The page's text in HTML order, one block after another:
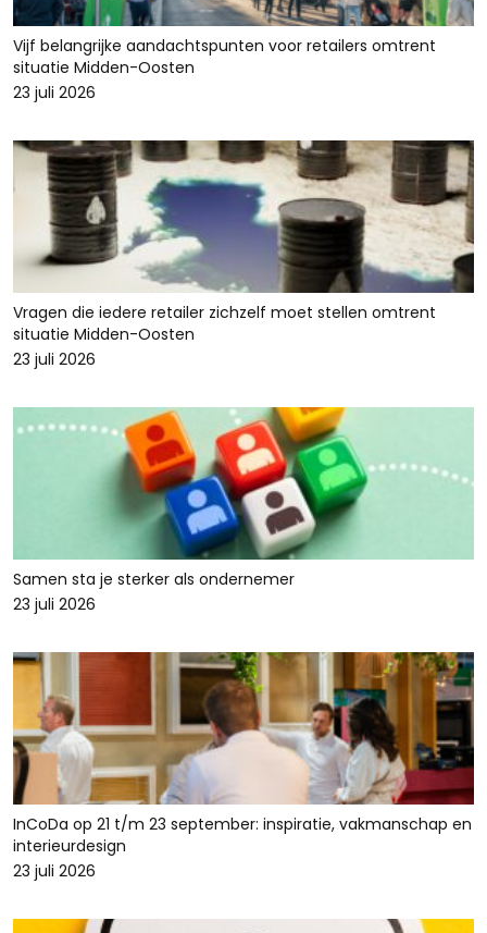
Vijf belangrijke aandachtspunten voor retailers omtrent
situatie Midden-Oosten
23 juli 2026
Vragen die iedere retailer zichzelf moet stellen omtrent
situatie Midden-Oosten
23 juli 2026
Samen sta je sterker als ondernemer
23 juli 2026
InCoDa op 21 t/m 23 september: inspiratie, vakmanschap en
interieurdesign
23 juli 2026